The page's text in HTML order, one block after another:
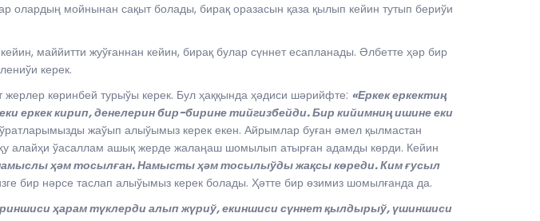
олардың мойнынан сақыт болады, бирақ оразасын қаза қылып кейин тутып бериўи
маййитти жуўғаннан кейин, бирақ булар сүннет есапланады. Әлбетте ҳәр бир
керек.
көринбей турыўы керек. Бул ҳаққында ҳәдиси шәрийфте: «Еркек еркектиң
еркек кирип, денелерин бир-бирине тийгизбейди. Бир кийимниң ишине еки
жаўып алыўымыз керек екен. Айрымлар буған әмел қылмастан
алайҳи ўасаллам ашық жерде жалаңаш шомылып атырған адамды көрди. Кейин
ҳәм тосылған. Намысты ҳәм тосылыўды жақсы көреди. Ким ғусыл
бир нәрсе таслап алыўымыз керек болады. Ҳәтте бир өзимиз шомылғанда да.
ҳарам түклерди алып жүриў, екиншиси сүннет қылдырыў, үшиншиси